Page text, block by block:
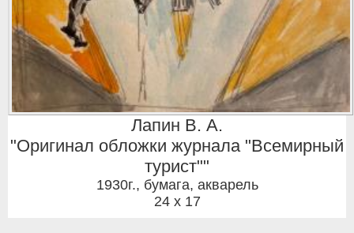
Лапин В. А.
"Оригинал обложки журнала "Всемирный
турист""
1930г., бумага, акварель
24 x 17